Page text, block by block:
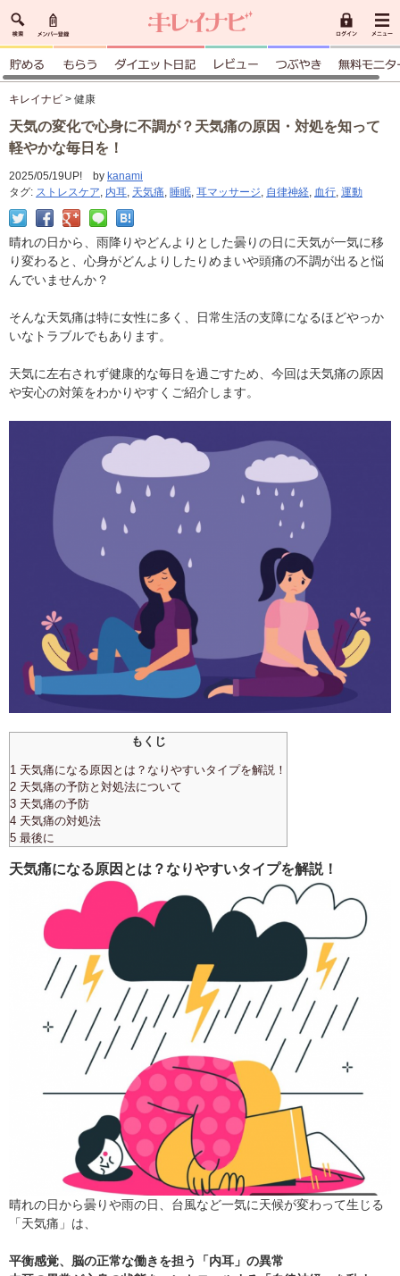
キレイナビ > 健康
天気の変化で心身に不調が？天気痛の原因・対処を知って
軽やかな毎日を！
2025/05/19UP! by kanami
タグ: ストレスケア, 内耳, 天気痛, 睡眠, 耳マッサージ, 自律神経, 血行, 運動
晴れの日から、雨降りやどんよりとした曇りの日に天気が一気に移
り変わると、心身がどんよりしたりめまいや頭痛の不調が出ると悩
んでいませんか？
そんな天気痛は特に女性に多く、日常生活の支障になるほどやっか
いなトラブルでもあります。
天気に左右されず健康的な毎日を過ごすため、今回は天気痛の原因
や安心の対策をわかりやすくご紹介します。
もくじ
1 天気痛になる原因とは？なりやすいタイプを解説！
2 天気痛の予防と対処法について
3 天気痛の予防
4 天気痛の対処法
5 最後に
天気痛になる原因とは？なりやすいタイプを解説！
晴れの日から曇りや雨の日、台風など一気に天候が変わって生じる
「天気痛」は、
平衡感覚、脳の正常な働きを担う「内耳」の異常